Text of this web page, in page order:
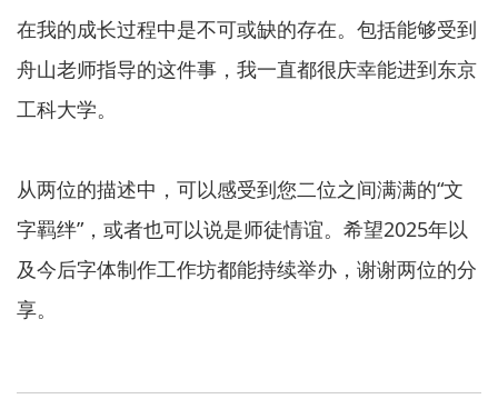
在我的成长过程中是不可或缺的存在。包括能够受到
舟山老师指导的这件事，我一直都很庆幸能进到东京
工科大学。
从两位的描述中，可以感受到您二位之间满满的“文
字羁绊”，或者也可以说是师徒情谊。希望2025年以
及今后字体制作工作坊都能持续举办，谢谢两位的分
享。